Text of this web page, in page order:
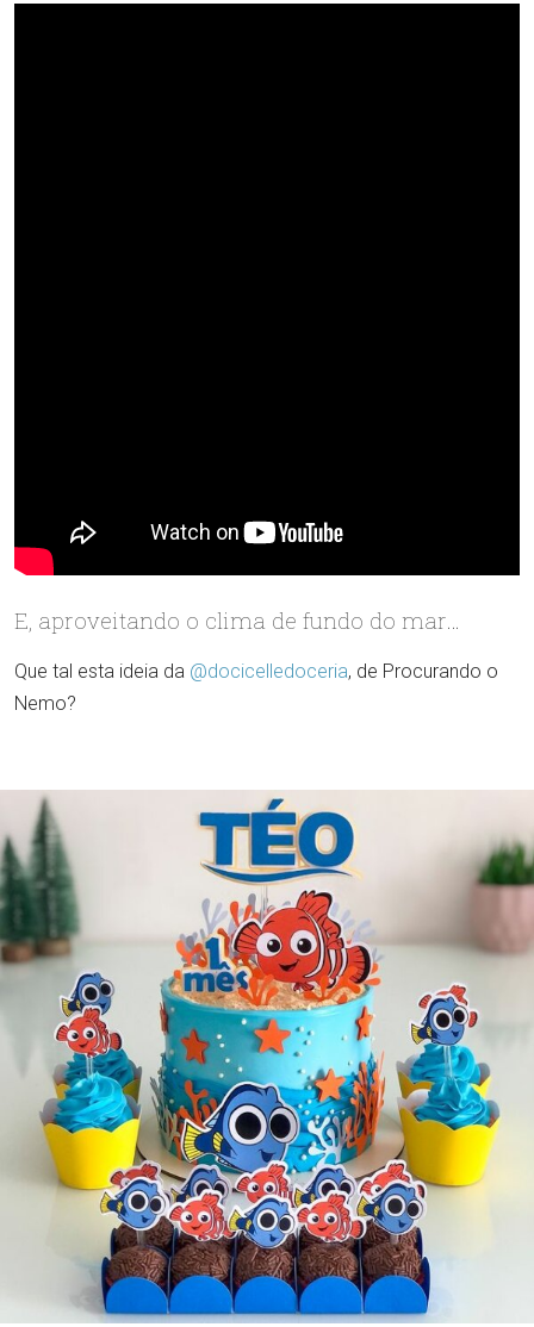
E, aproveitando o clima de fundo do mar…
Que tal esta ideia da @docicelledoceria, de Procurando o
Nemo?